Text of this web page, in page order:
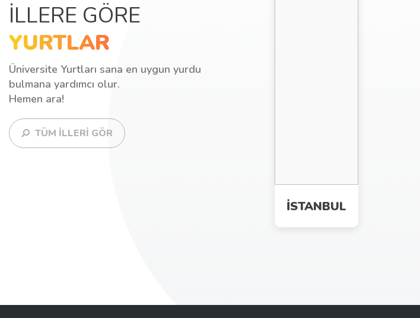
İLLERE GÖRE
YURTLAR
Üniversite Yurtları sana en uygun yurdu
bulmana yardımcı olur.
Hemen ara!
TÜM İLLERİ GÖR
İSTANBUL